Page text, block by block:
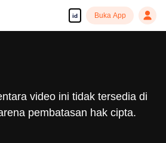
id Buka App
video ini tidak tersedia di
pembatasan hak cipta.